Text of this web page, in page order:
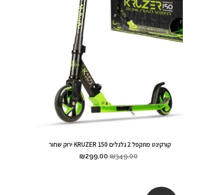
קורקינט מתקפל 2 גלגלים KRUZER 150 ירוק שחור
₪349.00
₪299.00